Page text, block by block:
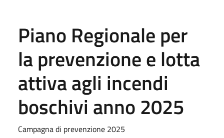
Piano Regionale per
la prevenzione e lotta
attiva agli incendi
boschivi anno 2025
Campagna di prevenzione 2025